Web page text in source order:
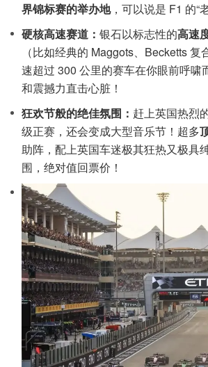
界锦标赛的举办地，可以说是 F1 的“
硬核高速赛道： 银石以标志性的高速
（比如经典的 Maggots、Becketts
速超过 300 公里的赛车在你眼前呼啸
和震撼力直击心脏！
狂欢节般的绝佳氛围： 赶上英国热烈
级正赛，还会变成大型音乐节！超多
助阵，配上英国车迷极其狂热又极具
围，绝对值回票价！